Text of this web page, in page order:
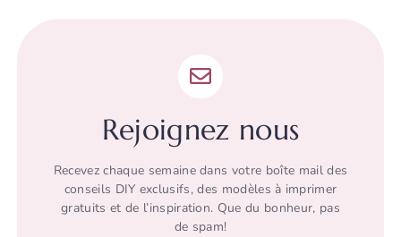
Rejoignez nous
Recevez chaque semaine dans votre boîte mail des
conseils DIY exclusifs, des modèles à imprimer
gratuits et de l’inspiration. Que du bonheur, pas
de spam!